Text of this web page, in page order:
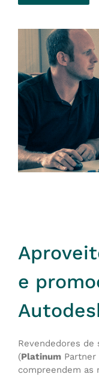
e
Revendedores
(Platinum Partner
compreendem as